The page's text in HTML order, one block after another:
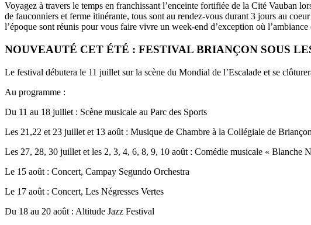
Voyagez à travers le temps en franchissant l’enceinte fortifiée de la Cité Vauban
de fauconniers et ferme itinérante, tous sont au rendez-vous durant 3 jours au
l’époque sont réunis pour vous faire vivre un week-end d’exception où
NOUVEAUTÉ CET ÉTÉ : FESTIVAL BRIANÇON SOUS
Le festival débutera le 11 juillet sur la scène du Mondial de l’Escalade et se
Au programme :
Du 11 au 18 juillet : Scène musicale au Parc des Sports
Les 21,22 et 23 juillet et 13 août : Musique de Chambre à la Collégiale de Briançon
Les 27, 28, 30 juillet et les 2, 3, 4, 6, 8, 9, 10 août : Comédie musicale « Blanche
Le 15 août : Concert, Campay Segundo Orchestra
Le 17 août : Concert, Les Négresses Vertes
Du 18 au 20 août : Altitude Jazz Festival